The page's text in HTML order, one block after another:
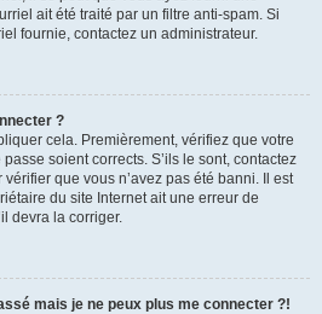
ait été traité par un filtre anti-spam. Si
fournie, contactez un administrateur.
?
cela. Premièrement, vérifiez que votre
soient corrects. S’ils le sont, contactez
que vous n’avez pas été banni. Il est
du site Internet ait une erreur de
devra la corriger.
mais je ne peux plus me connecter ?!